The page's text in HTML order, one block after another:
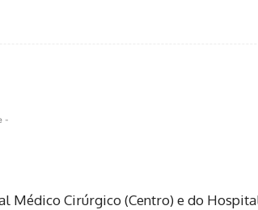
-
Médico Cirúrgico (Centro) e do